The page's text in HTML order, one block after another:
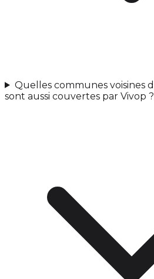
Quelles communes voisines
sont aussi couvertes par Vivop ?